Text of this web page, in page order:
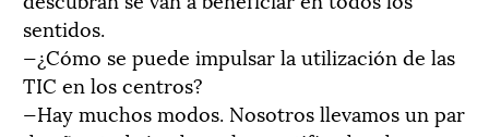
sentidos.
—¿Cómo se puede impulsar la utilización de las
TIC en los centros?
—Hay muchos modos. Nosotros llevamos un par